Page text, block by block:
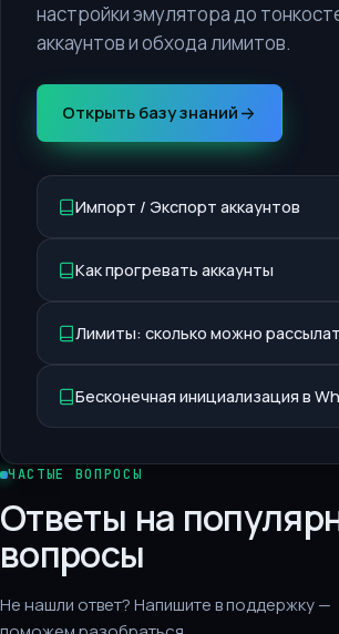
настройки эмулятора до
аккаунтов и обхода лимитов.
Открыть базу знаний
Импорт / Экспорт аккаунтов
Как прогревать аккаунты
Лимиты: сколько можно
Бесконечная инициализация в
ЧАСТЫЕ ВОПРОСЫ
Ответы на
вопросы
Не нашли ответ? Напишите в поддержку —